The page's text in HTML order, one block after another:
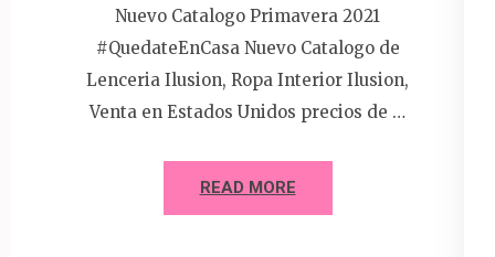
Nuevo Catalogo Primavera 2021
#QuedateEnCasa Nuevo Catalogo de
Lenceria Ilusion, Ropa Interior Ilusion,
Venta en Estados Unidos precios de …
READ MORE